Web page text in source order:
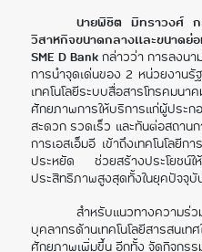
นายพิชิต มิทราวงศ์
วิสาหกิจขนาดกลางและขนาด
SME D Bankกล่าวว่า การลงน
การนำจุดเด่นของ 2 หน่วยงาน
เทคโนโลยีระบบสื่อสารโทรคมน
ศักยภาพการให้บริการแก่ผู้ประก
สะดวก รวดเร็ว และทันต่อสถา
การเอสเอ็มอี เข้าถึงเทคโนโล
ประหยัด ช่วยสร้างประโยชน์ให้
ประสิทธิภาพสูงสุดทั้งในยุคปัจจุบั
สำหรับแนวทางควา
บุคลากรด้านเทคโนโลยีสารสน
ศักยภาพเพิ่มขึ้น อีกทั้ง จัดกิจกร